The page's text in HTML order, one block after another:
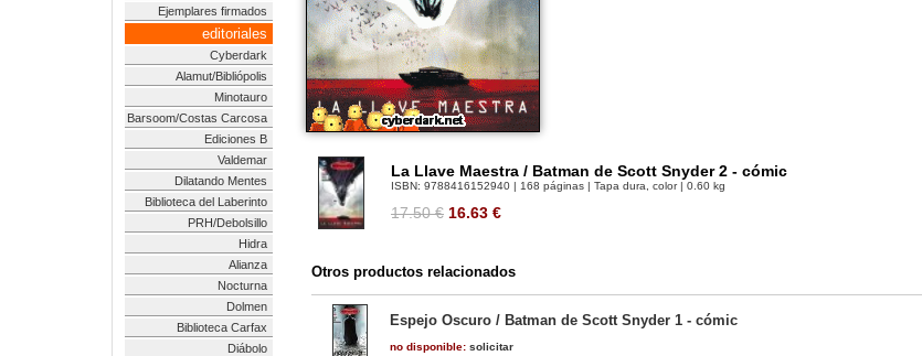
Ejemplares firmados
editoriales
Cyberdark
Alamut/Bibliópolis
Minotauro
Barsoom/Costas Carcosa
Ediciones B
Valdemar
Dilatando Mentes
Biblioteca del Laberinto
PRH/Debolsillo
Hidra
Alianza
Nocturna
Dolmen
Biblioteca Carfax
Diábolo
La Llave Maestra / Batman de Scott Snyder 2 - cómic
ISBN: 9788416152940 | 168 páginas | Tapa dura, color | 0.60 kg
17.50 € 16.63 €
Otros productos relacionados
Espejo Oscuro / Batman de Scott Snyder 1 - cómic
no disponible: solicitar